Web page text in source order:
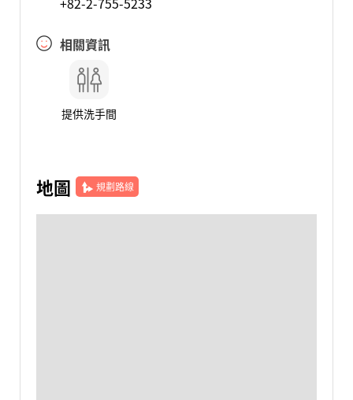
相關資訊
提供洗手間
地圖 規劃路線